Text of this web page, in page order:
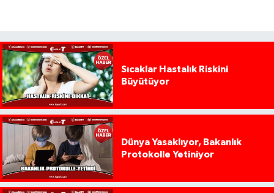
Sıcaklar Hastalık Riskini
Büyütüyor
Dünya Yasaklıyor, Bakanlık
Protokolle Yetiniyor